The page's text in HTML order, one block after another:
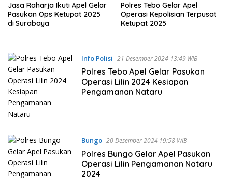
Jasa Raharja Ikuti Apel Gelar
Pasukan Ops Ketupat 2025
di Surabaya
Polres Tebo Gelar Apel
Operasi Kepolisian Terpusat
Ketupat 2025
Info Polisi 21 Desember 2024 13:49 WIB
Polres Tebo Apel Gelar Pasukan
Operasi Lilin 2024 Kesiapan
Pengamanan Nataru
Bungo 20 Desember 2024 19:58 WIB
Polres Bungo Gelar Apel Pasukan
Operasi Lilin Pengamanan Nataru
2024